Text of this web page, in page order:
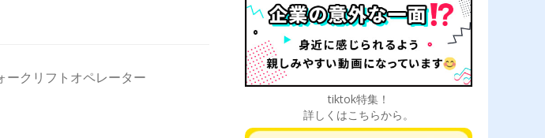
ークリフトオペレーター
tiktok特集！
詳しくはこちらから。